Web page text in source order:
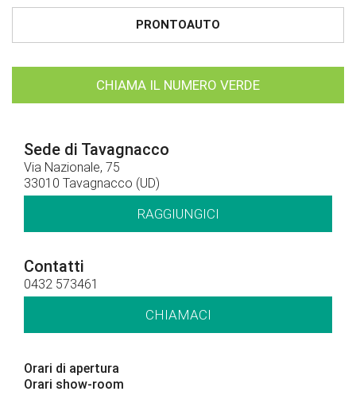
PRONTOAUTO
CHIAMA IL NUMERO VERDE
Sede di Tavagnacco
Via Nazionale, 75
33010 Tavagnacco (UD)
RAGGIUNGICI
Contatti
0432 573461
CHIAMACI
Orari di apertura
Orari show-room